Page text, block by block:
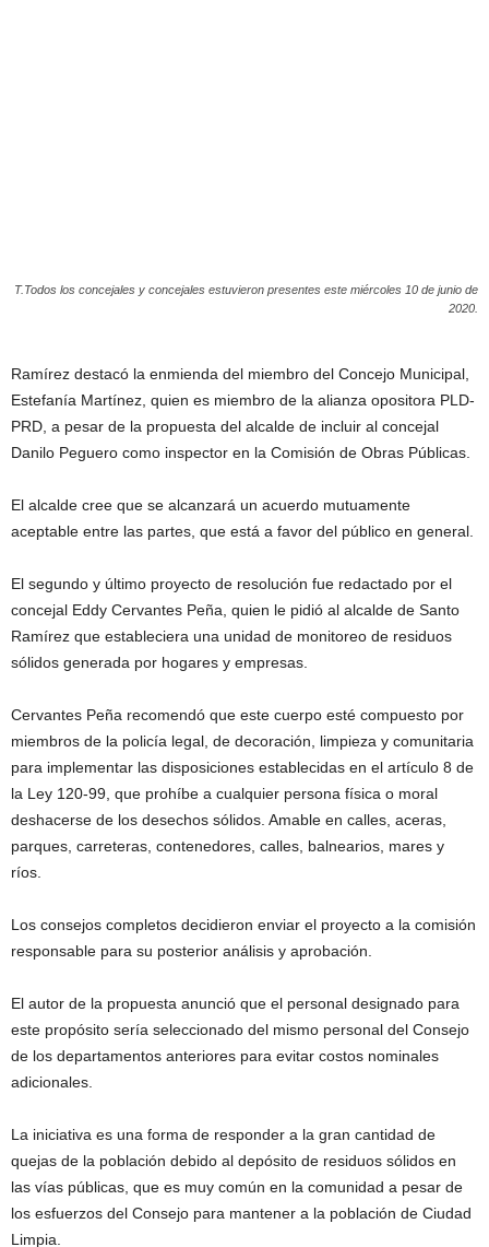
T.Todos los concejales y concejales estuvieron presentes este miércoles 10 de junio de
2020.
Ramírez destacó la enmienda del miembro del Concejo Municipal,
Estefanía Martínez, quien es miembro de la alianza opositora PLD-
PRD, a pesar de la propuesta del alcalde de incluir al concejal
Danilo Peguero como inspector en la Comisión de Obras Públicas.
El alcalde cree que se alcanzará un acuerdo mutuamente
aceptable entre las partes, que está a favor del público en general.
El segundo y último proyecto de resolución fue redactado por el
concejal Eddy Cervantes Peña, quien le pidió al alcalde de Santo
Ramírez que estableciera una unidad de monitoreo de residuos
sólidos generada por hogares y empresas.
Cervantes Peña recomendó que este cuerpo esté compuesto por
miembros de la policía legal, de decoración, limpieza y comunitaria
para implementar las disposiciones establecidas en el artículo 8 de
la Ley 120-99, que prohíbe a cualquier persona física o moral
deshacerse de los desechos sólidos. Amable en calles, aceras,
parques, carreteras, contenedores, calles, balnearios, mares y
ríos.
Los consejos completos decidieron enviar el proyecto a la comisión
responsable para su posterior análisis y aprobación.
El autor de la propuesta anunció que el personal designado para
este propósito sería seleccionado del mismo personal del Consejo
de los departamentos anteriores para evitar costos nominales
adicionales.
La iniciativa es una forma de responder a la gran cantidad de
quejas de la población debido al depósito de residuos sólidos en
las vías públicas, que es muy común en la comunidad a pesar de
los esfuerzos del Consejo para mantener a la población de Ciudad
Limpia.